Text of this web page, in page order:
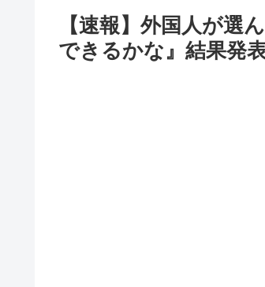
【速報】外国人が選
できるかな』結果発表